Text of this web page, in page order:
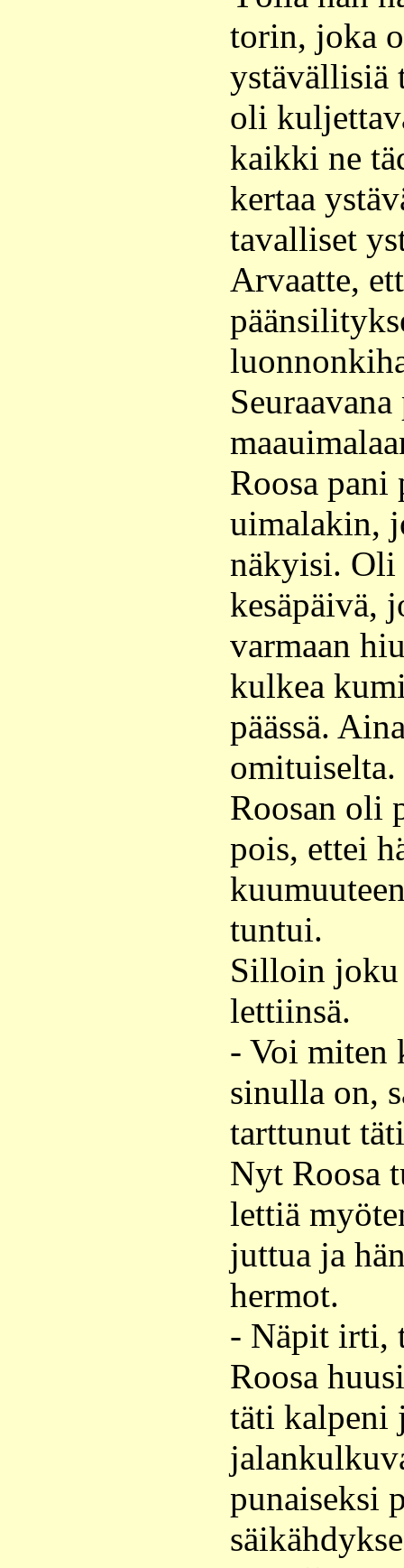
torin, joka
ystävällisiä
oli
kaikki ne
kertaa
tavalliset
Arvaatte,
Roosa pani
uimalakin,
näkyisi. Oli
kesäpäivä,
varmaan
kulkea
päässä.
Roosan oli
pois, ettei
tuntui.
Silloin joku
lettiinsä.
- Voi miten
sinulla on,
tarttunut
Nyt Roosa
lettiä
juttua ja
hermot.
- Näpit irti,
Roosa
täti kalpeni
punaiseksi